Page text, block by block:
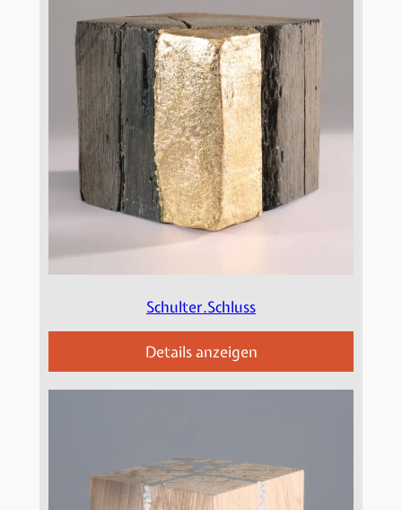
Schulter.Schluss
Details anzeigen